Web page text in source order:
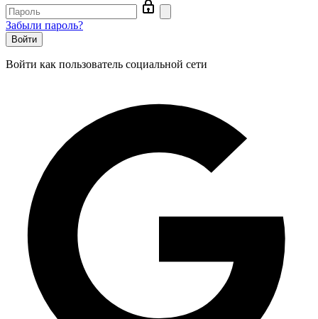
Одноразовые пластиковые стаканы
Бумажные полотенца киев
Купить моющие средства в украине
Бумажное полотенце оптом
Контейнеры для еды одноразовые цена
Ведро пластиковое для пищевых продуктов
Коробки вок
Жидкие моющие средства
Коробка для пицци 26 см белая, 100 шт/уп
Туалетная бумага белая двухслойная Ruta Professional 55 м, 6 шт/уп
Одноразовая упаковка для соусов HF-390 - 50 мл, 80 шт/уп
Упаковка для салата одноразовая ПС-141 на 750 мл, 600 шт/уп
Ланч-бокс MB-10 из пенополистирола (240х155х70), 250 шт/уп
Одноразовая упаковка универсальная ПС-121 на 1300 мл, 500 шт/уп
Гофрированные одноразовые стаканы
Черные супницы пластиковые 750мл
Крышки к бумажным стаканам Т-69 (185 мл)
Пластиковые коробки для торта 2250мл из полистирола
Пластиковые контейнеры для еды одноразовые с 1 секцией
Круглые салатники Премиум 375мл
Забыли пароль?
Войти как пользователь социальной сети